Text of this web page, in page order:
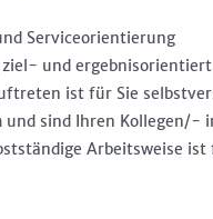
Serviceorientierung
und ergebnisorientiert
ist für Sie
und sind Ihren Kollegen/-
Arbeitsweise